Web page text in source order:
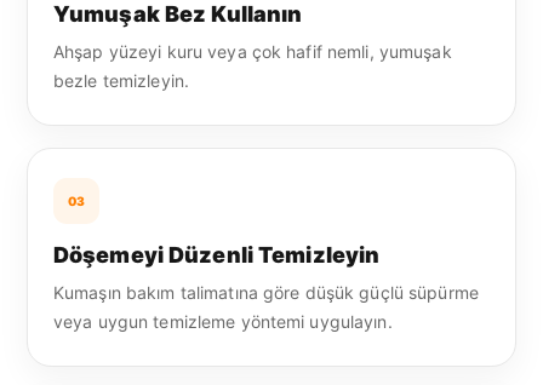
Yumuşak Bez Kullanın
Ahşap yüzeyi kuru veya çok hafif nemli, yumuşak
bezle temizleyin.
03
Döşemeyi Düzenli Temizleyin
Kumaşın bakım talimatına göre düşük güçlü süpürme
veya uygun temizleme yöntemi uygulayın.